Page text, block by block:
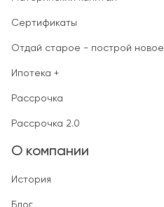
Сертификаты
Отдай старое - построй новое
Ипотека +
Рассрочка
Рассрочка 2.0
О компании
История
Блог